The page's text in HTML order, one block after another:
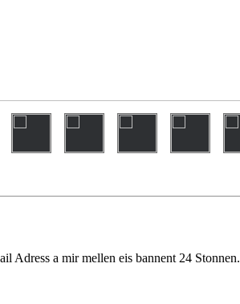
Adress a mir mellen eis bannent 24 Stonnen.